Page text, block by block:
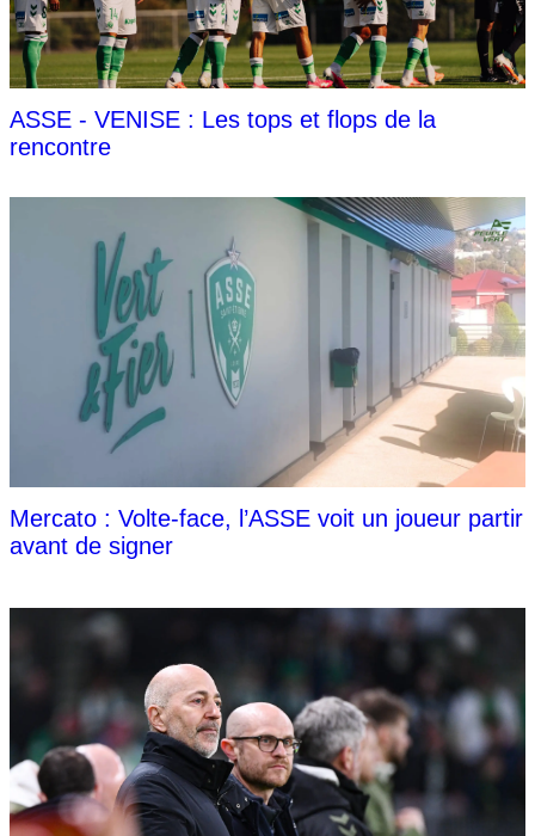
ASSE - VENISE : Les tops et flops de la
rencontre
Mercato : Volte-face, l’ASSE voit un joueur partir
avant de signer